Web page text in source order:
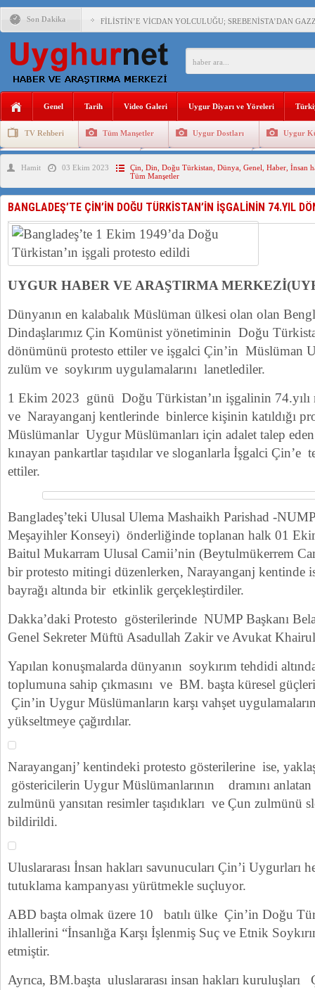
Son Dakika FİLİSTİN’E VİCDAN YOLCULUĞU; SREBENİSTA’DAN
ÇİN’İN “GÜVENLİK”SÖYLEMİ İLE DOĞU TÜRKİSTAN’DA
PAKİSTAN,AFGANİSTAN’DA YAŞAYAN UYGURLARA
ANAHTAR PARTİ GENEL BAŞKANI AĞIRALİOĞLU :
ÇİN’İN DOĞU TÜRKİSTAN’DAKİ UYGULAMALARI
150 YILDIR KAYNAYAN YARAMIZ : ÇİN İŞGALİNDEKİ
Genel Tarih Video Galeri Uygur Diyarı ve Yöreleri
TV Rehberi Tüm Manşetler Uygur Dostları Uygur
Uygurlarda Düğün ve Cenaze Uygur
Hamit 03 Ekim 2023 Çin Din Doğu Türkistan Dünya Genel Haber İnsan
Tüm Manşetler
BANGLADEŞ’TE ÇİN’İN DOĞU TÜRKİSTAN’İN İŞGALİNİN 74.YIL
UYGUR HABER VE ARAŞTIRMA
Dünyanın en kalabalık Müslüman ülkesi olan olan
Dindaşlarımız Çin Komünist yönetiminin Doğu
dönümünü protesto ettiler ve işgalci Çin’in Müslüman
zulüm ve soykırım uygulamalarını lanetlediler.
1 Ekim 2023 günü Doğu Türkistan’ın işgalinin
ve Narayanganj kentlerinde binlerce kişinin katıldığı
Müslümanlar Uygur Müslümanları için adalet talep
kınayan pankartlar taşıdılar ve sloganlarla İşgalci Çin’e
ettiler.
Bangladeş’teki Ulusal Ulema Mashaikh Parishad -
Meşayihler Konseyi) önderliğinde toplanan halk 01
Baitul Mukarram Ulusal Camii’nin (Beytulmükerrem
bir protesto mitingi düzenlerken, Narayanganj kentinde
bayrağı altında bir etkinlik gerçekleştirdiler.
Dakka’daki Protesto gösterilerinde NUMP Başkanı
Genel Sekreter Müftü Asadullah Zakir ve Avukat
Yapılan konuşmalarda dünyanın soykırım tehdidi
toplumuna sahip çıkmasını ve BM. başta küresel
Çin’in Uygur Müslümanların karşı vahşet
yükseltmeye çağırdılar.
Narayanganj’ kentindeki protesto gösterilerine ise,
göstericilerin Uygur Müslümanlarının dramını
zulmünü yansıtan resimler taşıdıkları ve Çun zulmünü
bildirildi.
Uluslararası İnsan hakları savunucuları Çin’i Uygurları
tutuklama kampanyası yürütmekle suçluyor.
ABD başta olmak üzere 10 batılı ülke Çin’in Doğu
ihlallerini “İnsanlığa Karşı İşlenmiş Suç ve Etnik
etmiştir.
Ayrıca, BM.başta uluslararası insan hakları